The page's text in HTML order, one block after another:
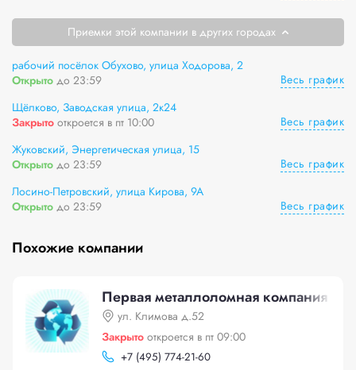
Приемки этой компании в других городах
рабочий посёлок Обухово, улица Ходорова, 2
Открыто до 23:59
Весь график
Щёлково, Заводская улица, 2к24
Закрыто откроется в пт 10:00
Весь график
Жуковский, Энергетическая улица, 15
Открыто до 23:59
Весь график
Лосино-Петровский, улица Кирова, 9А
Открыто до 23:59 Весь график
Похожие компании
Первая металлоломная компания
ул. Климова д.52
Закрыто откроется в пт 09:00
+7 (495) 774-21-60